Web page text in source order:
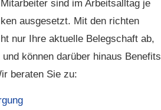
sind im Arbeitsalltag je
ausgesetzt. Mit den richten
nur Ihre aktuelle Belegschaft ab,
können darüber hinaus Benefits
beraten Sie zu: